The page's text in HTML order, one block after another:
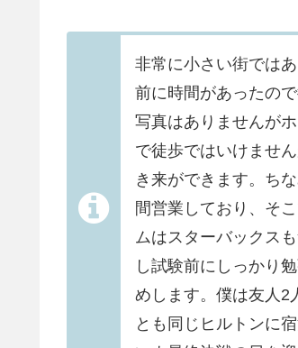
非常に小さい街では
前に時間があったの
写真はありませんが
で徒歩ではいけませ
き来ができます。ち
間営業しており、そ
ムはスターバックス
し試験前にしっかり
めします。僕は友人2
とも同じヒルトンに